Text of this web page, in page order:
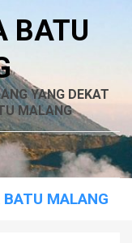
BATU
YANG DEKAT
MALANG
MALANG